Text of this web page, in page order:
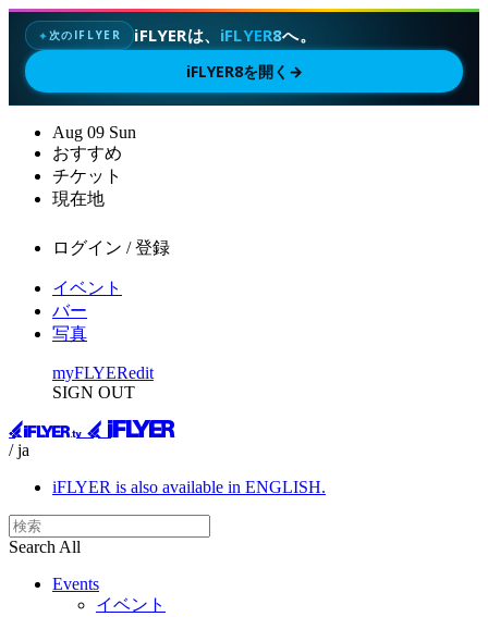
✦次のIFLYER iFLYERは、 iFLYER8へ。
iFLYER8を開く →
Aug 09 Sun
おすすめ
チケット
現在地
ログイン / 登録
イベント
バー
写真
myFLYERedit
SIGN OUT
/ ja
iFLYER is also available in ENGLISH.
Search All
Events
イベント